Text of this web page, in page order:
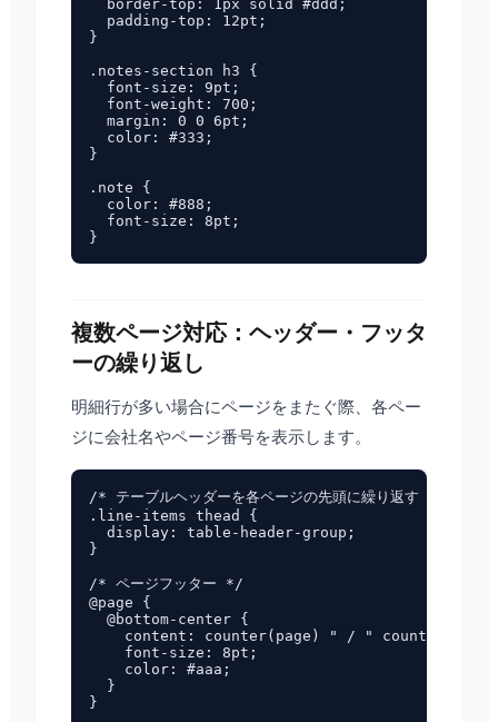
  border-top: 1px solid #ddd;
  padding-top: 12pt;
}
.notes-section h3 {
  font-size: 9pt;
  font-weight: 700;
  margin: 0 0 6pt;
  color: #333;
}
.note {
  color: #888;
  font-size: 8pt;
複数ページ対応：ヘッダー・フッタ
ーの繰り返し
明細行が多い場合にページをまたぐ際、各ペー
ジに会社名やページ番号を表示します。
/* テーブルヘッダーを各ページの先頭に繰り返す */
.line-items thead {
  display: table-header-group;
}
/* ページフッター */
@page {
  @bottom-center {
content: counter(page) " / "
    font-size: 8pt;
    color: #aaa;
  }
}